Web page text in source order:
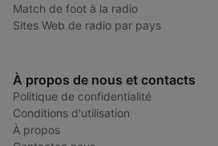
Match de foot à la radio
Sites Web de radio par pays
À propos de nous et contacts
Politique de confidentialité
Conditions d'utilisation
À propos